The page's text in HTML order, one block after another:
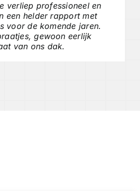
verliep professioneel en
een helder rapport met
voor de komende jaren.
gewoon eerlijk
van ons dak.